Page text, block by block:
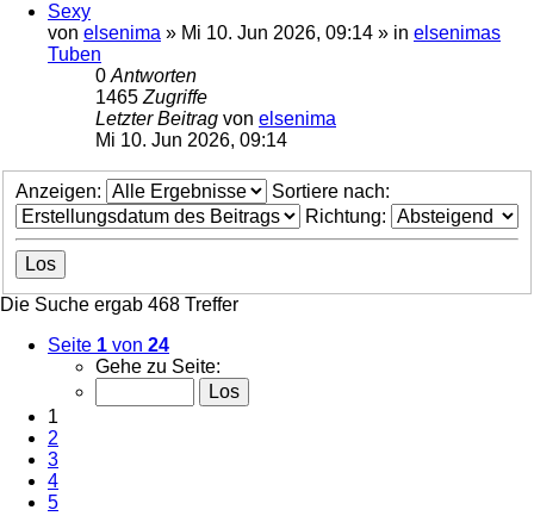
Sexy
von elsenima » Mi 10. Jun 2026, 09:14 » in elsenimas
Tuben
0 Antworten
1465 Zugriffe
Letzter Beitrag von elsenima
Mi 10. Jun 2026, 09:14
Anzeigen:
Sortiere nach:
Richtung:
Die Suche ergab 468 Treffer
Seite 1 von 24
Gehe zu Seite:
1
2
3
4
5